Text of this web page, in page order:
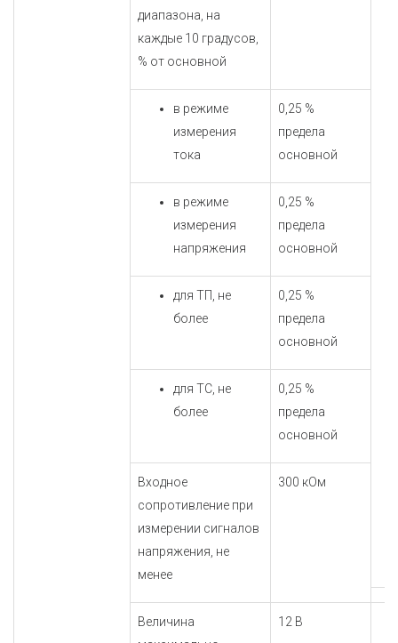
диапазона, на
каждые 10 градусов,
% от основной
в режиме
измерения
тока
0,25 %
предела
основной
в режиме
измерения
напряжения
0,25 %
предела
основной
для ТП, не
более
0,25 %
предела
основной
для ТС, не
более
0,25 %
предела
основной
Входное
сопротивление при
измерении сигналов
напряжения, не
менее
300 кОм
Величина
12 В